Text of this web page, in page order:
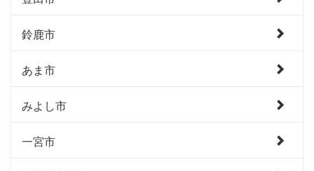
鈴鹿市
あま市
みよし市
一宮市